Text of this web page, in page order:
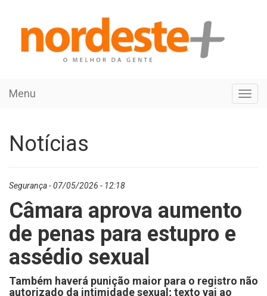
Menu
Notícias
Segurança - 07/05/2026 - 12:18
Câmara aprova aumento
de penas para estupro e
assédio sexual
Também haverá punição maior para o registro não
autorizado da intimidade sexual; texto vai ao